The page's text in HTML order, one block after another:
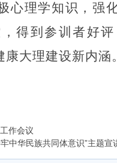
心理学知识，强
得到参训者好
康大理建设新内涵
作会议
中华民族共同体意识”主题宣